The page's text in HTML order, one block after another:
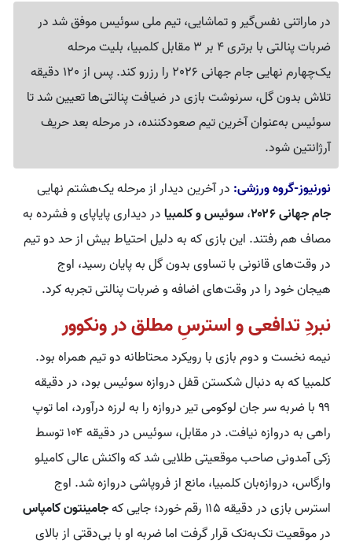
در ماراتنی نفس‌گیر و تماشایی، تیم ملی سوئیس موفق شد در
ضربات پنالتی با برتری 4 بر 3 مقابل کلمبیا، بلیت مرحله
یک‌چهارم نهایی جام جهانی 2026 را رزرو کند. پس از 120 دقیقه
تلاش بدون گل، سرنوشت بازی در ضیافت پنالتی‌ها تعیین شد تا
سوئیس به‌عنوان آخرین تیم صعودکننده، در مرحله بعد حریف
آرژانتین شود.
نورنیوز-گروه ورزشی: در آخرین دیدار از مرحله یک‌هشتم نهایی
جام جهانی ۲۰۲۶
،سوئیس و کلمبیادر دیداری پایاپای و فشرده به
مصاف هم رفتند. این بازی که به دلیل احتیاط بیش از حد دو تیم
در وقت‌های قانونی با تساوی بدون گل به پایان رسید، اوج
هیجان خود را در وقت‌های اضافه و ضربات پنالتی تجربه کرد.
نبردِ تدافعی و استرسِ مطلق در ونکوور
نیمه نخست و دوم بازی با رویکرد محتاطانه دو تیم همراه بود.
کلمبیا که به دنبال شکستن قفل دروازه سوئیس بود، در دقیقه
۹۹ با ضربه سر جان لوکومی تیر دروازه را به لرزه درآورد، اما توپ
راهی به دروازه نیافت. در مقابل، سوئیس در دقیقه ۱۰۴ توسط
زکی آمدونی صاحب موقعیتی طلایی شد که واکنش عالی کامیلو
وارگاس، دروازه‌بان کلمبیا، مانع از فروپاشی دروازه شد. اوج
استرس بازی در دقیقه ۱۱۵ رقم خورد؛ جایی که
جامینتون کامپاس
در موقعیت تک‌به‌تک قرار گرفت اما ضربه او با بی‌دقتی از بالای